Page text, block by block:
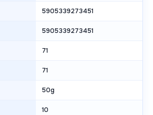
5905339273451
5905339273451
71
71
50g
10